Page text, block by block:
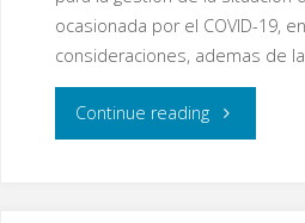
ocasionada por el COVID-19,
consideraciones, ademas de
Continue reading"Comunicado